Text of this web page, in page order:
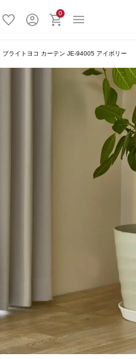
0
ブライトヨコ カーテン JE-94005 アイボリー